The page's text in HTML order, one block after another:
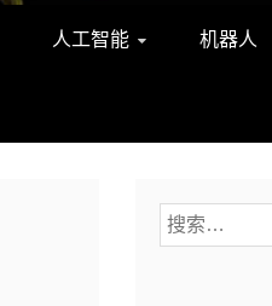
人工智能 机器人
搜
索：